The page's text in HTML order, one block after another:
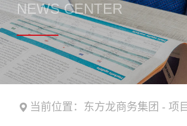
NEWS CENTER
当前位置： 东方龙商务集团 - 项